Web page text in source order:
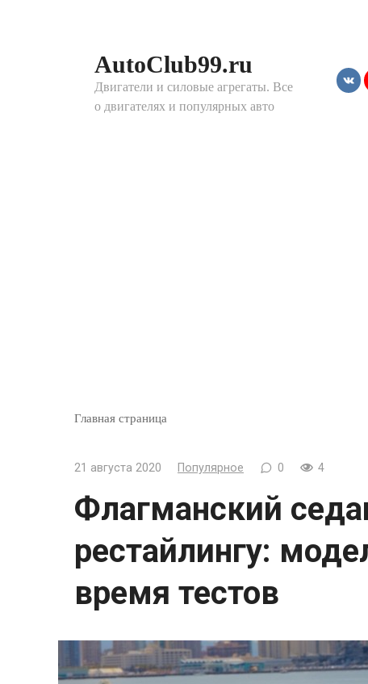
AutoClub99.ru
Двигатели и силовые агрегаты. Все
о двигателях и популярных авто
Главная страница
21 августа 2020 Популярное 0 4
Флагманский
рестайлингу:
время тестов